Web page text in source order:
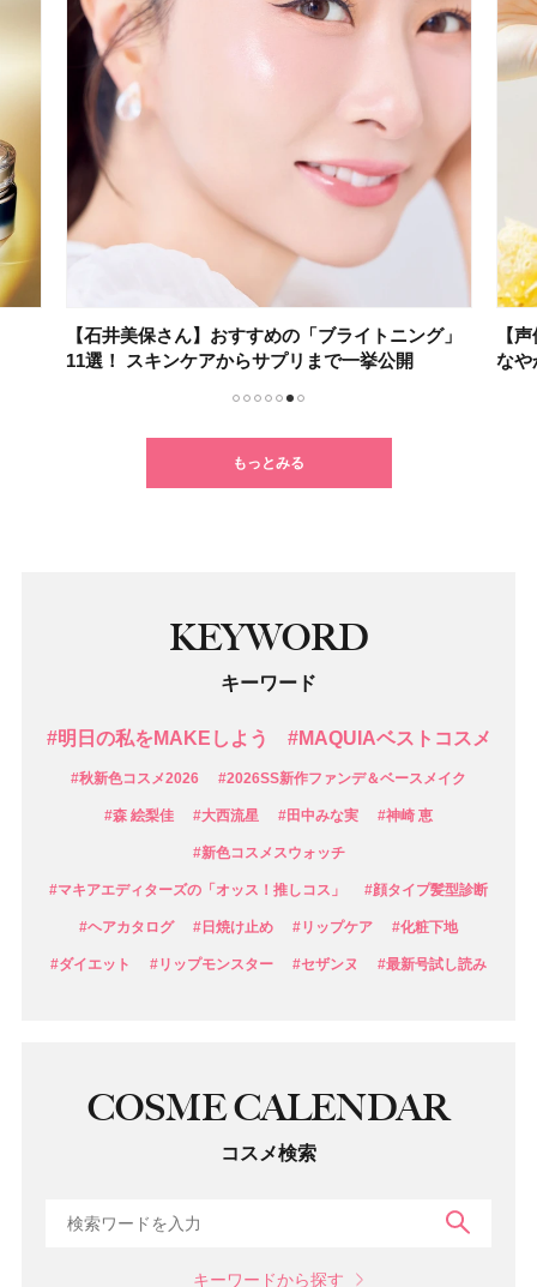
【石井美保さん】おすすめの「ブライトニング」
11選！ スキンケアからサプリまで一挙公開
【
なや
もっとみる
KEYWORD
キーワード
#明日の私をMAKEしよう #MAQUIAベストコスメ
#秋新色コスメ2026 #2026SS新作ファンデ＆ベースメイク
#森 絵梨佳 #大西流星 #田中みな実 #神崎 恵
#新色コスメスウォッチ
#マキアエディターズの「オッス！推しコス」 #顔タイプ髪型診断
#ヘアカタログ #日焼け止め #リップケア #化粧下地
#ダイエット #リップモンスター #セザンヌ #最新号試し読み
COSME CALENDAR
コスメ検索
キーワードから探す